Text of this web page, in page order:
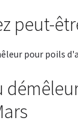
peut-